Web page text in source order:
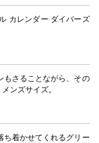
カレンダー ダイバーズ
もさることながら、その
ンズサイズ。
ち着かせてくれるグリー